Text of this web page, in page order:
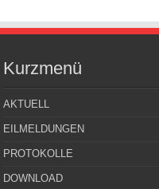
Kurzmenü
AKTUELL
EILMELDUNGEN
PROTOKOLLE
DOWNLOAD